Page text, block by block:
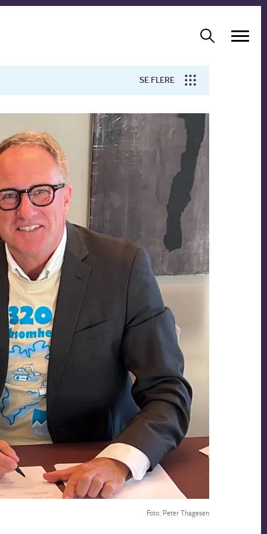
SE FLERE
Arbejdsmiljø
Forskning
Foto: Peter Thagesen